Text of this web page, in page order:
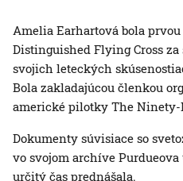
Amelia Earhartová bola
Distinguished Flying Cross
svojich leteckých
Bola zakladajúcou členkou
americké pilotky The Ninety-
Dokumenty súvisiace so
vo svojom archíve
určitý čas prednášala.